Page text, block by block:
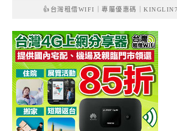
👍台灣租借WIFI｜專屬優惠碼｜